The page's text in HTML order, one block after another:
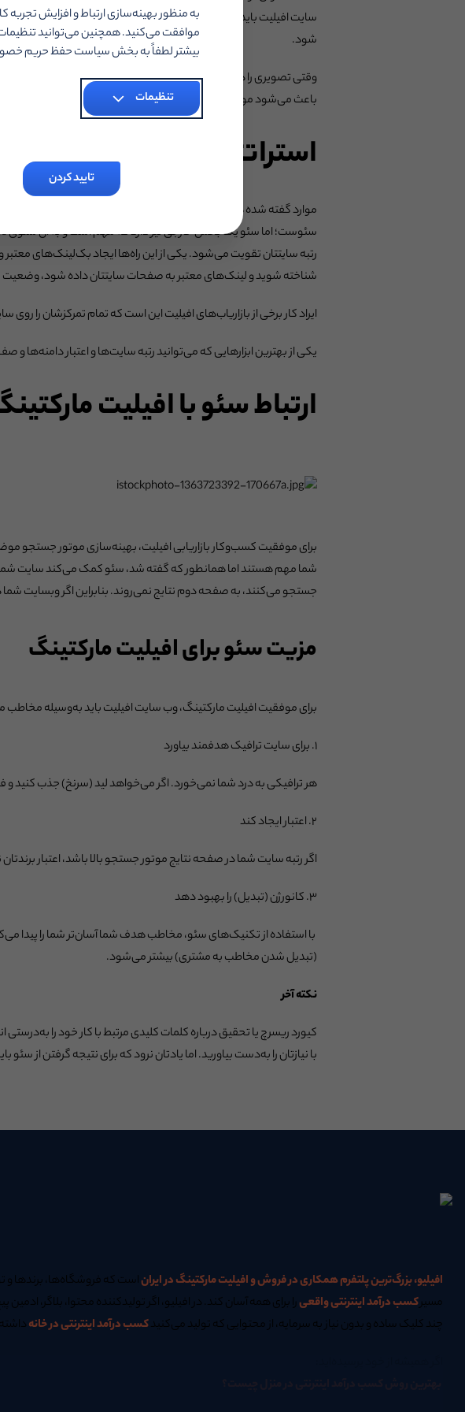
سایت افیلیت باید حاوی تصاویر باشد. هیچ‌کس دوست ندارد یک صفحه
شود.
باعث می‌شود موتور جستجو هم بفهمد که تصویر به چه چیزی مرتبط
استراتژی سئوی خارج از
موارد گفته شده در بالا، یعنی بهبود متون و تصاویر، جزو تکنیک‌های
رتبه سایتتان تقویت می‌شود. یکی از این راه‌ها ایجاد بک‌لینک‌های
شناخته شوید و لینک‌های معتبر به صفحات سایتتان داده شود، وضعیت
ایراد کار برخی از بازاریاب‌های افیلیت این است که تمام تمرکزشان را
یکی از بهترین ابزارهایی که می‌توانید رتبه سایت‌ها و اعتبار دامنه‌ها
ارتباط سئو با افیلیت
برای موفقیت کسب‌وکار بازاریابی افیلیت، بهینه‌سازی موتور جستجو
شما مهم هستند اما همانطور که گفته شد، سئو کمک می‌کند سایت شما
جستجو می‌کنند، به صفحه دوم نتایج نمی‌روند. بنابراین اگر وبسایت
مزیت سئو برای افیلیت مارکتینگ
برای موفقیت افیلیت مارکتینگ، وب سایت افیلیت باید به‌وسیله
۱. برای سایت ترافیک هدفمند بیاورد
هر ترافیکی به درد شما نمی‌خورد. اگر می‌خواهد لید (سرنخ) جذب کنید و
۲. اعتبار ایجاد کند
اگر رتبه سایت شما در صفحه نتایج موتور جستجو بالا باشد، اعتبار
۳. کانورژن (تبدیل) را بهبود دهد
با استفاده از تکنیک‌های سئو، مخاطب هدف شما آسان‌تر شما را پیدا
(تبدیل شدن مخاطب به مشتری) بیشتر می‌شود.
نکته آخر
کیورد ریسرچ یا تحقیق درباره کلمات کلیدی مرتبط با کار خود را
با نیازتان را به‌دست بیاورید. اما یادتان نرود که برای نتیجه گرفتن از سئو
افیلیو، بزرگ‌ترین پلتفرم همکاری در فروش و افیلیت مارکتینگ در ایراناست که فروشگاه‌ها، برندها و
مسیرکسب درآمد اینترنتی واقعیرا برای همه آسان کند. در افیلیو، اگر تولیدکننده محتوا، بلاگر،
چند کلیک ساده و بدون نیاز به سرمایه، از محتوایی که تولید می‌کنیدکسب درآمد اینترنتی در خانه
به منظور بهینه‌سازی ارتباط و افزایش
موافقت می‌کنید. همچنین می‌توانید
بیشتر لطفاً به بخش سیاست حفظ حریم
تنظیمات
تایید کردن